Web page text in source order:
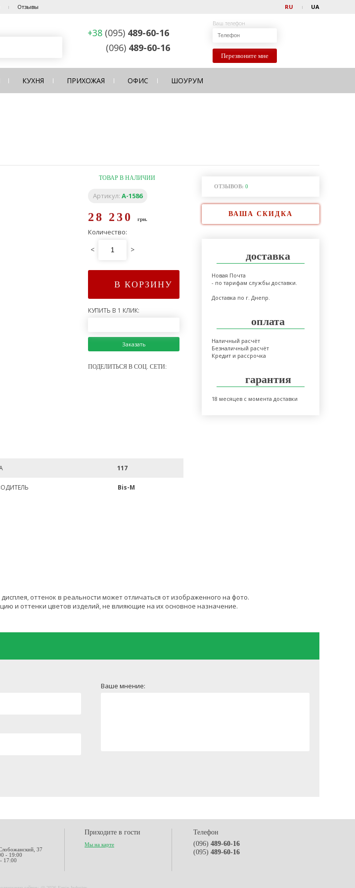
Отзывы RU UA
+38 (095) 489-60-16
(096) 489-60-16
Ваш телефон
Перезвоните мне
КУХНЯ ПРИХОЖАЯ ОФИС ШОУРУМ
ТОВАР В НАЛИЧИИ
Артикул: A-1586
28 230 грн.
Количество:
< >
В КОРЗИНУ
КУПИТЬ В 1 КЛИК:
Заказать
ПОДЕЛИТЬСЯ В СОЦ. СЕТИ:
ОТЗЫВОВ: 0
ВАША СКИДКА
доставка
Новая Почта
- по тарифам службы доставки.
Доставка по г. Днепр.
оплата
Наличный расчёт
Безналичный расчёт
Кредит и рассрочка
гарантия
18 месяцев с момента доставки
117
Bis-M
оттенок в реальности может отличаться от изображенного на фото.
и оттенки цветов изделий, не влияющие на их основное назначение.
Ваше мнение:
37
- 19:00
17:00
Приходите в гости
Мы на карте
Телефон
(096) 489-60-16
(095) 489-60-16